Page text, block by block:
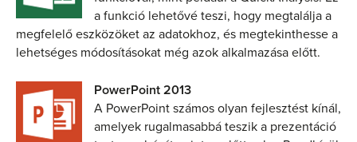
a funkció lehetővé teszi, hogy megtalálja a
megfelelő eszközöket az adatokhoz, és megtekinthesse a
lehetséges módosításokat még azok alkalmazása előtt.
PowerPoint 2013
A PowerPoint számos olyan fejlesztést kínál,
amelyek rugalmasabbá teszik a prezentáció